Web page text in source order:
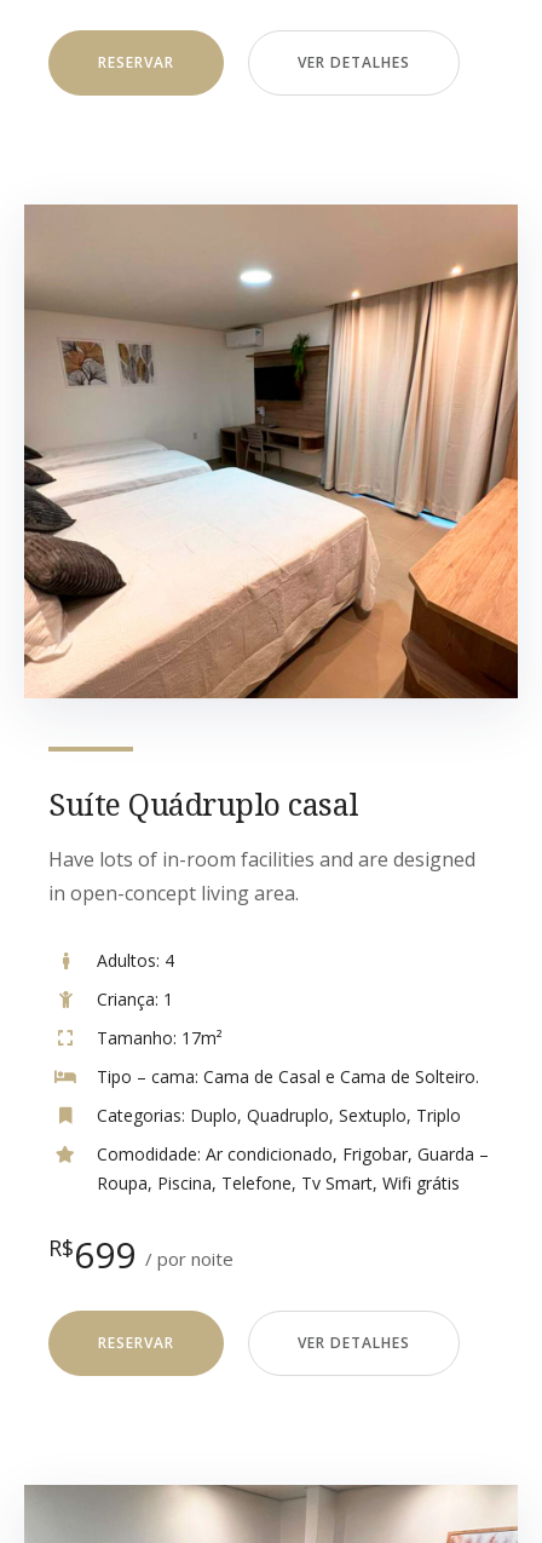
RESERVAR VER DETALHES
Suíte Quádruplo casal
Have lots of in-room facilities and are designed
in open-concept living area.
Adultos: 4
Criança: 1
Tamanho: 17m²
Tipo – cama: Cama de Casal e Cama de Solteiro.
Categorias: Duplo, Quadruplo, Sextuplo, Triplo
Comodidade: Ar condicionado, Frigobar, Guarda –
Roupa, Piscina, Telefone, Tv Smart, Wifi grátis
R$699 por noite
RESERVAR VER DETALHES